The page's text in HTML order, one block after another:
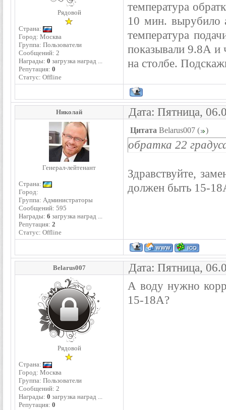
Рядовой
Страна:
Город: Москва
Группа: Пользователи
Сообщений: 2
Награды: 0 загрузка наград ...
Репутация: 0
Статус: Offline
температура
10 мин. вырубило
температура
показывали 9.8А и
на столбе.
Николай Дата: Пятница,
Генерал-лейтенант
Страна:
Город:
Группа: Администраторы
Сообщений: 595
Награды: 6 загрузка наград ...
Репутация: 2
Статус: Offline
Цитата Belarus007 ( )
обратка 22
Здравствуйте,
должен быть 15-
Belarus007 Дата: Пятница,
Рядовой
Страна:
Город: Москва
Группа: Пользователи
Сообщений: 2
Награды: 0 загрузка наград ...
Репутация: 0
А воду нужно
15-18А?